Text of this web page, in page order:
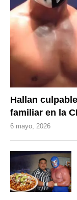
Hallan
familiar en la
6 mayo, 2026